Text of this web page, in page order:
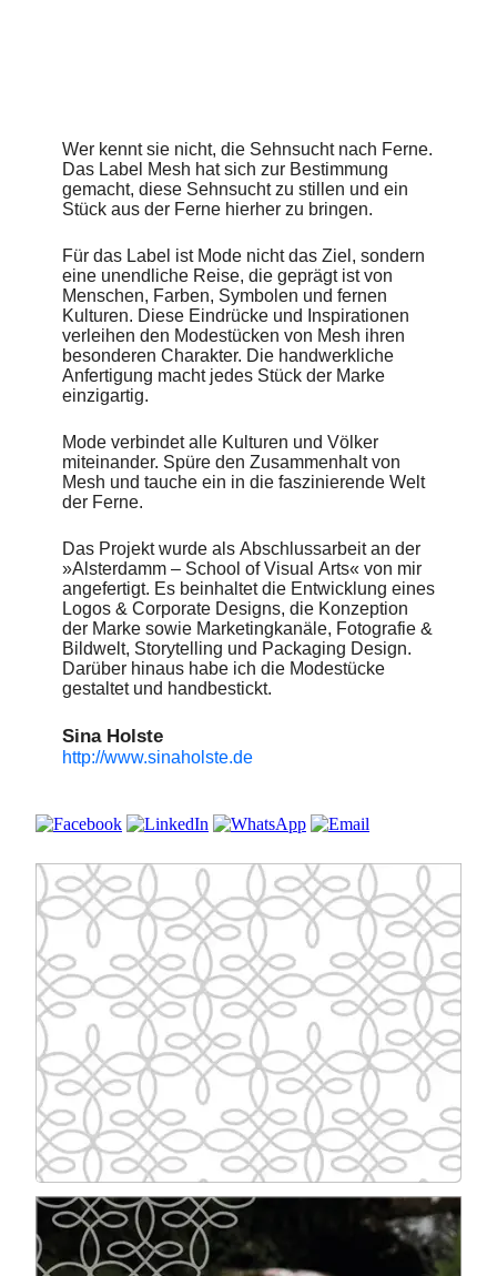
Wer kennt sie nicht, die Sehnsucht nach Ferne.
Das Label Mesh hat sich zur Bestimmung
gemacht, diese Sehnsucht zu stillen und ein
Stück aus der Ferne hierher zu bringen.
Für das Label ist Mode nicht das Ziel, sondern
eine unendliche Reise, die geprägt ist von
Menschen, Farben, Symbolen und fernen
Kulturen. Diese Eindrücke und Inspirationen
verleihen den Modestücken von Mesh ihren
besonderen Charakter. Die handwerkliche
Anfertigung macht jedes Stück der Marke
einzigartig.
Mode verbindet alle Kulturen und Völker
miteinander. Spüre den Zusammenhalt von
Mesh und tauche ein in die faszinierende Welt
der Ferne.
Das Projekt wurde als Abschlussarbeit an der
»Alsterdamm – School of Visual Arts« von mir
angefertigt. Es beinhaltet die Entwicklung eines
Logos & Corporate Designs, die Konzeption
der Marke sowie Marketingkanäle, Fotografie &
Bildwelt, Storytelling und Packaging Design.
Darüber hinaus habe ich die Modestücke
gestaltet und handbestickt.
Sina Holste
http://www.sinaholste.de